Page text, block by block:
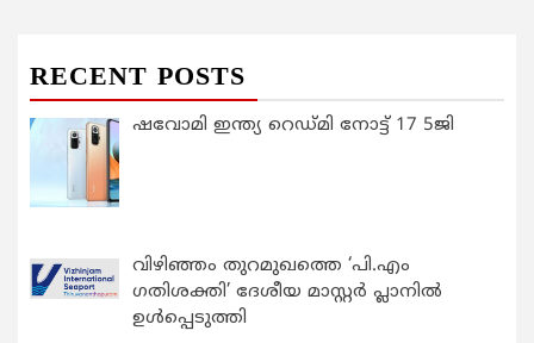
RECENT POSTS
ഷവോമി ഇന്ത്യ റെഡ്മി നോട്ട് 17 5ജി
വിഴിഞ്ഞം തുറമുഖത്തെ ‘പി.എം
ഗതിശക്തി’ ദേശീയ മാസ്റ്റർ പ്ലാനിൽ
ഉൾപ്പെടുത്തി